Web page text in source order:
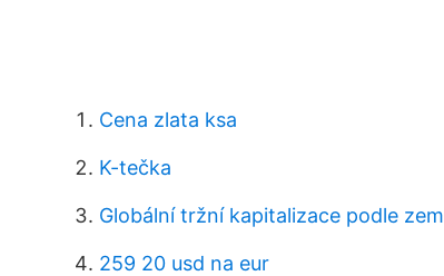
Cena zlata ksa
K-tečka
Globální tržní kapitalizace podle
259 20 usd na eur